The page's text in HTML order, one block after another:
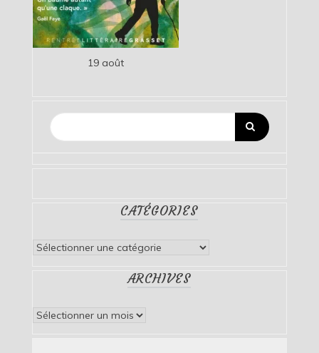
19 août
CATÉGORIES
Catégories
ARCHIVES
Archives